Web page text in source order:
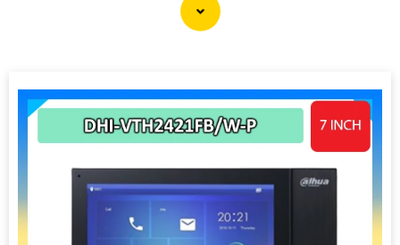
tưởngsẽ đáp ứng mọi yêu cầu và tiêu chuẩn kỹ thuật cho
dự án của bạn.
Với uy tín và kinh nghiệm trong ngành công nghiệp, chúng
tôi cam kết cung cấp các sản phẩm chất lượng, đa dạng và
hiệu quả. Sự đa dạng của sản phẩm giúp tối ưu hóa hiệu
suất và nâng cao sự linh hoạt trong việc áp dụng cho dự án